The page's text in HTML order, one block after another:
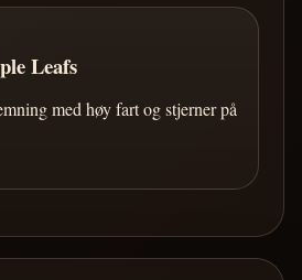
Leafs
med høy fart og stjerner på